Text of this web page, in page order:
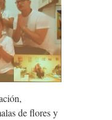
de flores y